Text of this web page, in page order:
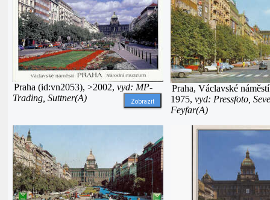
Praha (id:vn2053), >2002, vyd: MP-
Trading, Suttner(A)
Zobrazit
Praha, Václavské
1975, vyd: Pressfoto,
Feyfar(A)